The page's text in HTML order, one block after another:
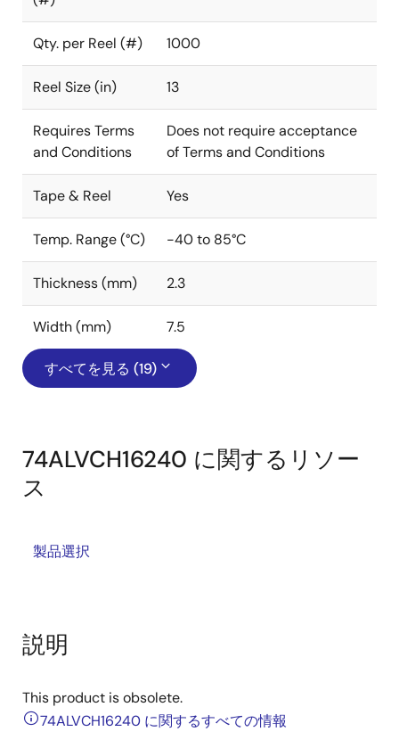
Qty. per Reel (#) 1000
Reel Size (in) 13
Requires Terms
and Conditions
Does not require acceptance
of Terms and Conditions
Tape & Reel Yes
Temp. Range (°C) -40 to 85°C
Thickness (mm) 2.3
Width (mm) 7.5
すべてを見る (19)
74ALVCH16240 に関するリソー
ス
製品選択
説明
This product is obsolete.
74ALVCH16240 に関するすべての情報